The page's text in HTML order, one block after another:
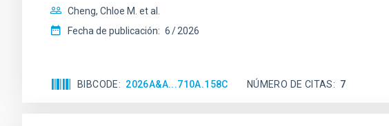
Cheng, Chloe M. et al.
Fecha de publicación: 6 2026
BIBCODE 2026A&A...710A.158C NÚMERO DE CITAS 7